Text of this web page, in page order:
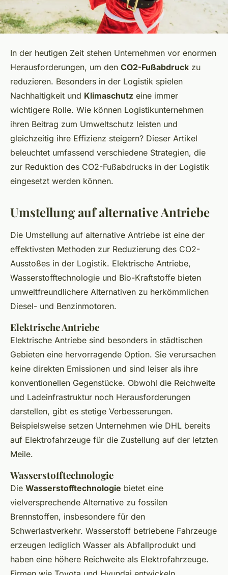
In der heutigen Zeit stehen Unternehmen vor enormen
Herausforderungen, um den CO2-Fußabdruck zu
reduzieren. Besonders in der Logistik spielen
Nachhaltigkeit und Klimaschutz eine immer
wichtigere Rolle. Wie können Logistikunternehmen
ihren Beitrag zum Umweltschutz leisten und
gleichzeitig ihre Effizienz steigern? Dieser Artikel
beleuchtet umfassend verschiedene Strategien, die
zur Reduktion des CO2-Fußabdrucks in der Logistik
eingesetzt werden können.
Umstellung auf alternative Antriebe
Die Umstellung auf alternative Antriebe ist eine der
effektivsten Methoden zur Reduzierung des CO2-
Ausstoßes in der Logistik. Elektrische Antriebe,
Wasserstofftechnologie und Bio-Kraftstoffe bieten
umweltfreundlichere Alternativen zu herkömmlichen
Diesel- und Benzinmotoren.
Elektrische Antriebe
Elektrische Antriebe sind besonders in städtischen
Gebieten eine hervorragende Option. Sie verursachen
keine direkten Emissionen und sind leiser als ihre
konventionellen Gegenstücke. Obwohl die Reichweite
und Ladeinfrastruktur noch Herausforderungen
darstellen, gibt es stetige Verbesserungen.
Beispielsweise setzen Unternehmen wie DHL bereits
auf Elektrofahrzeuge für die Zustellung auf der letzten
Meile.
Wasserstofftechnologie
Die Wasserstofftechnologie bietet eine
vielversprechende Alternative zu fossilen
Brennstoffen, insbesondere für den
Schwerlastverkehr. Wasserstoff betriebene Fahrzeuge
erzeugen lediglich Wasser als Abfallprodukt und
haben eine höhere Reichweite als Elektrofahrzeuge.